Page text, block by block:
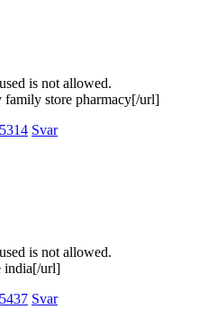
is not allowed.
family store pharmacy[/url]
Svar
is not allowed.
india[/url]
Svar